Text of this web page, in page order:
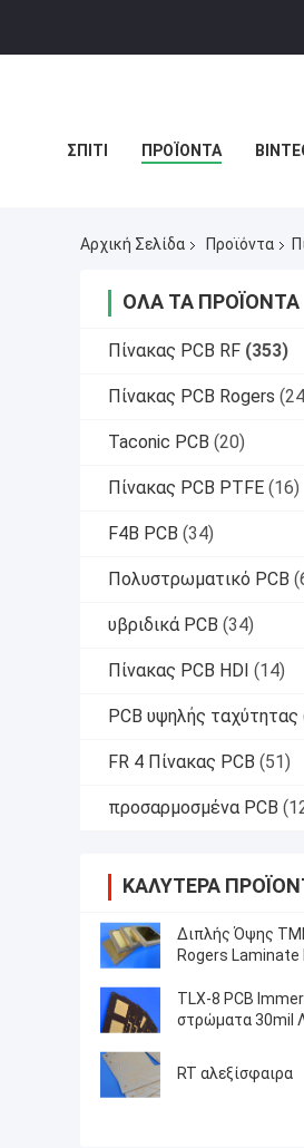
ΣΠΊΤΙ ΠΡΟΪΌΝΤΑ
Αρχική Σελίδα Προϊόντα
ΌΛΑ ΤΑ ΠΡΟΪΌΝΤΑ
Πίνακας PCB RF (353)
Πίνακας PCB Rogers
Taconic PCB (20)
Πίνακας PCB PTFE (16)
F4B PCB (34)
Πολυστρωματικό PCB
υβριδικά PCB (34)
Πίνακας PCB HDI (14)
PCB υψηλής ταχύτητας
FR 4 Πίνακας PCB (51)
προσαρμοσμένα PCB
ΚΑΛΎΤΕΡΑ
Διπλής Όψης
Rogers
TLX-8 PCB
στρώματα 30mil
RT αλεξίσφαιρα